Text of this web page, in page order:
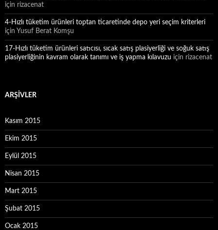
için rizacenat
4-Hızlı tüketim ürünleri toptan ticaretinde depo yeri seçim kriterleri
için Yusuf Berat Komşu
17-Hızlı tüketim ürünleri satıcısı, sıcak satış plasiyerliği ve soğuk satış
plasiyerliğinin kavram olarak tanımı ve iş yapma kılavuzu için rizacenat
ARŞIVLER
Kasım 2015
Ekim 2015
Eylül 2015
Nisan 2015
Mart 2015
Şubat 2015
Ocak 2015